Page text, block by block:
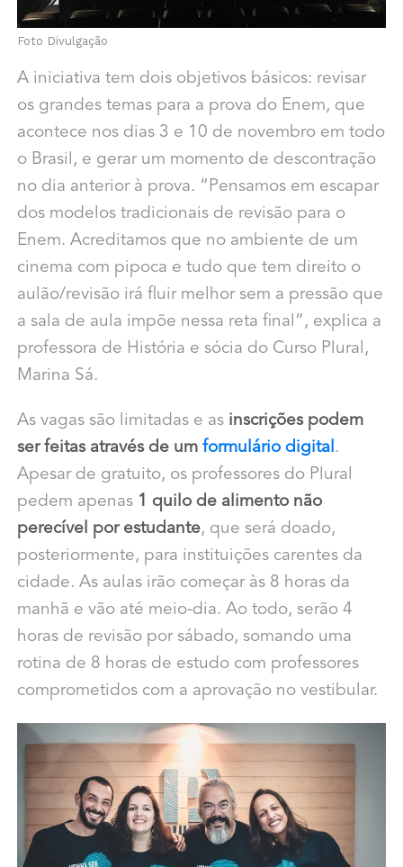
Foto Divulgação
A iniciativa tem dois objetivos básicos: revisar
os grandes temas para a prova do Enem, que
acontece nos dias 3 e 10 de novembro em todo
o Brasil, e gerar um momento de descontração
no dia anterior à prova. “Pensamos em escapar
dos modelos tradicionais de revisão para o
Enem. Acreditamos que no ambiente de um
cinema com pipoca e tudo que tem direito o
aulão/revisão irá fluir melhor sem a pressão que
a sala de aula impõe nessa reta final”, explica a
professora de História e sócia do Curso Plural,
Marina Sá.
As vagas são limitadas e as inscrições podem
ser feitas através de um formulário digital.
Apesar de gratuito, os professores do Plural
pedem apenas1 quilo de alimento não
perecível por estudante, que será doado,
posteriormente, para instituições carentes da
cidade. As aulas irão começar às 8 horas da
manhã e vão até meio-dia. Ao todo, serão 4
horas de revisão por sábado, somando uma
rotina de 8 horas de estudo com professores
comprometidos com a aprovação no vestibular.